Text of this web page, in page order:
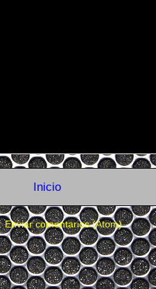
Inicio
Enviar comentarios (Atom)